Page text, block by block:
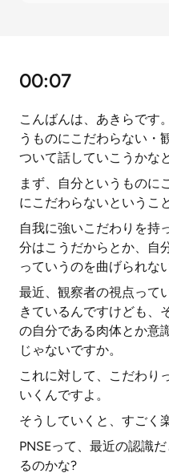
00:07
こんばんは、あきらです
うものにこだわらない・
ついて話していこうかな
まず、自分というものに
にこだわらないというこ
自我に強いこだわりを持
分はこうだからとか、自
っていうのを曲げられな
最近、観察者の視点って
きているんですけども、
の自分である肉体とか意
じゃないですか。
これに対して、こだわり
いくんですよ。
そうしていくと、すごく
PNSEって、最近の認識
るのかな?